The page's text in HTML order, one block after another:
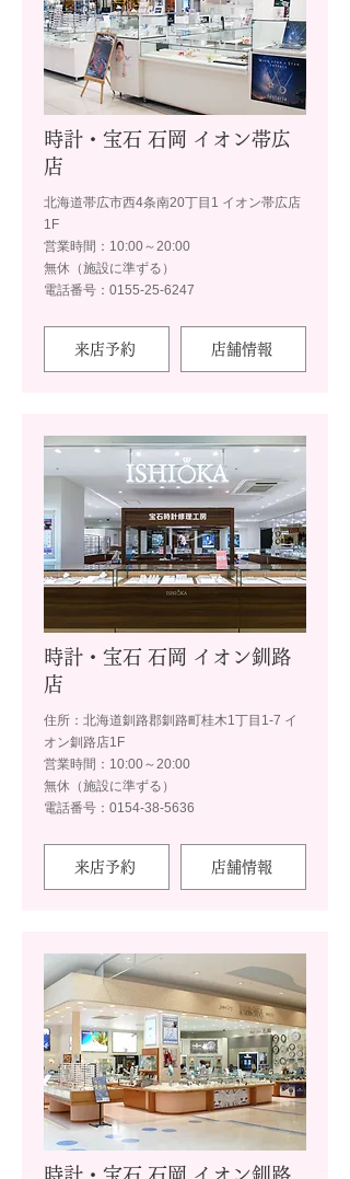
時計・宝石 石岡 イオン帯広
店
北海道帯広市西4条南20丁目1 イオン帯広店
1F
営業時間：10:00～20:00
無休（施設に準ずる）
電話番号：0155-25-6247
来店予約 店舗情報
時計・宝石 石岡 イオン釧路
店
住所：北海道釧路郡釧路町桂木1丁目1-7 イ
オン釧路店1F
営業時間：10:00～20:00
無休（施設に準ずる）
電話番号：0154-38-5636
来店予約 店舗情報
時計・宝石 石岡 イオン釧路